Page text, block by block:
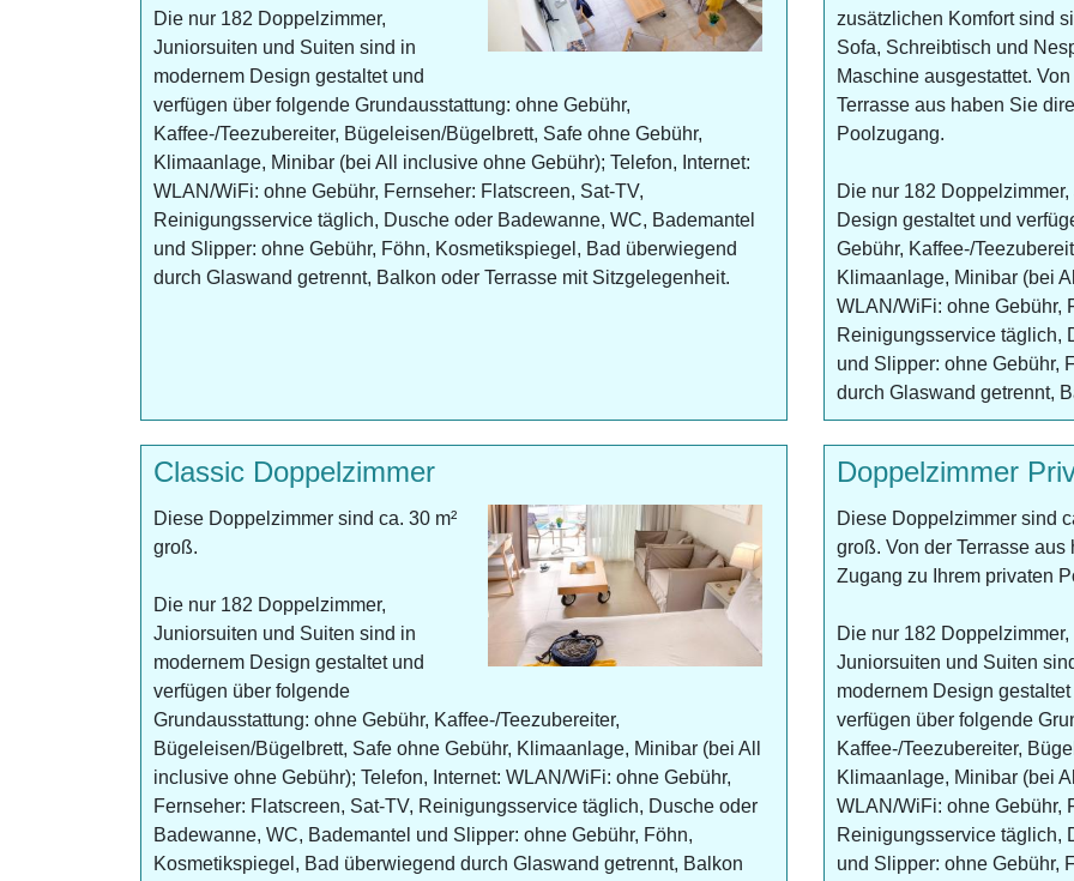
Die nur 182 Doppelzimmer,
Juniorsuiten und Suiten sind in
modernem Design gestaltet und
verfügen über folgende Grundausstattung: ohne Gebühr,
Kaffee-/Teezubereiter, Bügeleisen/Bügelbrett, Safe ohne Gebühr,
Klimaanlage, Minibar (bei All inclusive ohne Gebühr); Telefon, Internet:
WLAN/WiFi: ohne Gebühr, Fernseher: Flatscreen, Sat-TV,
Reinigungsservice täglich, Dusche oder Badewanne, WC, Bademantel
und Slipper: ohne Gebühr, Föhn, Kosmetikspiegel, Bad überwiegend
durch Glaswand getrennt, Balkon oder Terrasse mit Sitzgelegenheit.
zusätzlichen Komfort sind
Sofa, Schreibtisch und
Maschine ausgestattet.
Terrasse aus haben Sie
Poolzugang.
Die nur 182
Design gestaltet und
Gebühr, Kaffee-/
Klimaanlage, Minibar (bei
WLAN/WiFi: ohne Gebühr,
Reinigungsservice täglich,
und Slipper: ohne Gebühr,
durch Glaswand getrennt,
Classic Doppelzimmer
Diese Doppelzimmer sind ca. 30 m²
groß.
Die nur 182 Doppelzimmer,
Juniorsuiten und Suiten sind in
modernem Design gestaltet und
verfügen über folgende
Grundausstattung: ohne Gebühr, Kaffee-/Teezubereiter,
Bügeleisen/Bügelbrett, Safe ohne Gebühr, Klimaanlage, Minibar (bei All
inclusive ohne Gebühr); Telefon, Internet: WLAN/WiFi: ohne Gebühr,
Fernseher: Flatscreen, Sat-TV, Reinigungsservice täglich, Dusche oder
Badewanne, WC, Bademantel und Slipper: ohne Gebühr, Föhn,
Kosmetikspiegel, Bad überwiegend durch Glaswand getrennt, Balkon
Doppelzimmer
Diese Doppelzimmer sind
groß. Von der Terrasse aus
Zugang zu Ihrem privaten
Die nur 182 Doppelzimmer,
Juniorsuiten und Suiten
modernem Design gestaltet
verfügen über folgende
Kaffee-/Teezubereiter,
Klimaanlage, Minibar (bei
WLAN/WiFi: ohne Gebühr,
Reinigungsservice täglich,
und Slipper: ohne Gebühr,